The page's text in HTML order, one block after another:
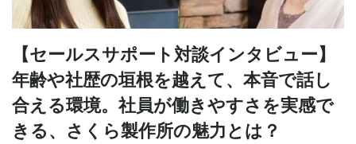
【セールスサポート対談インタビュー】
年齢や社歴の垣根を越えて、本音で話し
合える環境。社員が働きやすさを実感で
きる、さくら製作所の魅力とは？